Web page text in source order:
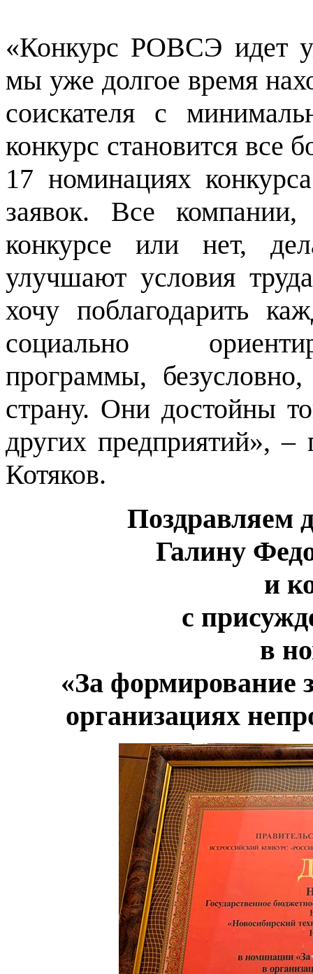
«Конкурс РОВСЭ идет
мы уже долгое время
соискателя с
конкурс становится все
17 номинациях
заявок. Все
конкурсе или нет,
улучшают условия
хочу поблагодарить
социально
программы,
страну. Они достойны
других предприятий»,
Котяков.
Поздравляем
Галину
и
с
в
«За формирование
организациях